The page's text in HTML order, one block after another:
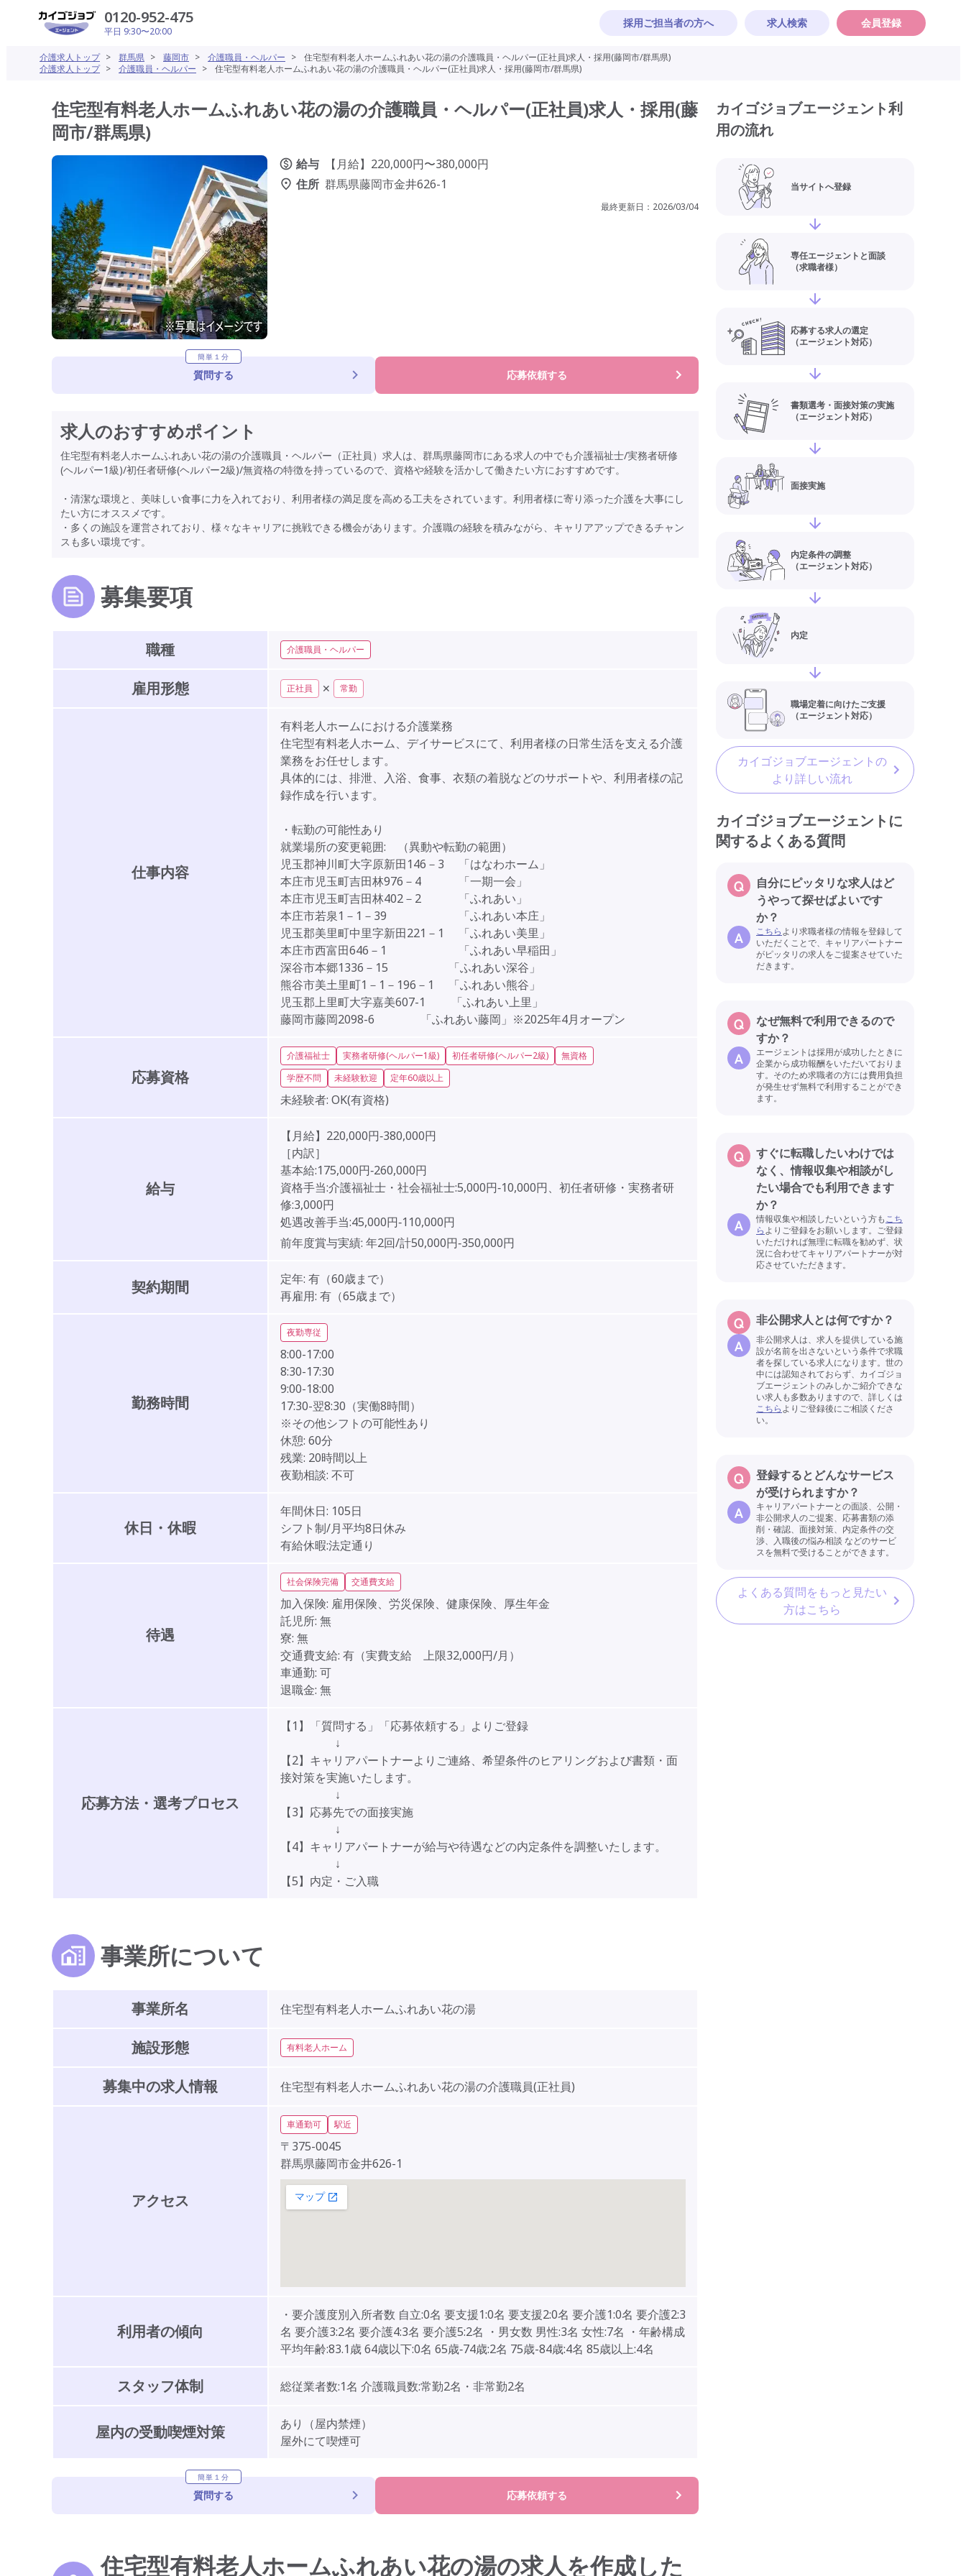
0120-952-475
平日 9:30〜20:00
採用ご担当者の方へ 求人検索 会員登録
介護求人トップ > 群馬県 > 藤岡市 > 介護職員・ヘルパー >
住宅型有料老人ホームふれあい花の湯の介護職員・ヘルパー(正社員)求人・採用(藤岡市/群馬県)
介護求人トップ > 介護職員・ヘルパー > 住宅型有料老人ホームふれあい花の湯の介護職員・ヘルパー(正社員)求人・採用(藤岡市/群馬県)
住宅型有料老人ホームふれあい花の湯の介護職員・ヘルパー(正社員)求人・採用(藤
岡市/群馬県)
給与
【月給】220,000円〜380,000円
住所 群馬県藤岡市金井626-1
最終更新日： 2026/03/04
簡単１分
質問する 応募依頼する
求人のおすすめポイント
住宅型有料老人ホームふれあい花の湯の介護職員・ヘルパー（正社員）求人は、群馬県藤岡市にある求人の中でも介護福祉士/実務者研修
(ヘルパー1級)/初任者研修(ヘルパー2級)/無資格の特徴を持っているので、資格や経験を活かして働きたい方におすすめです。
・清潔な環境と、美味しい食事に力を入れており、利用者様の満足度を高める工夫をされています。利用者様に寄り添った介護を大事にし
たい方にオススメです。
・多くの施設を運営されており、様々なキャリアに挑戦できる機会があります。介護職の経験を積みながら、キャリアアップできるチャン
スも多い環境です。
募集要項
職種 介護職員・ヘルパー
雇用形態 正社員 ✕ 常勤
仕事内容
有料老人ホームにおける介護業務
住宅型有料老人ホーム、デイサービスにて、利用者様の日常生活を支える介護
業務をお任せします。
具体的には、排泄、入浴、食事、衣類の着脱などのサポートや、利用者様の記
録作成を行います。
・転勤の可能性あり
就業場所の変更範囲: （異動や転勤の範囲）
児玉郡神川町大字原新田146－3 「はなわホーム」
本庄市児玉町吉田林976－4 「一期一会」
本庄市児玉町吉田林402－2 「ふれあい」
本庄市若泉1－1－39 「ふれあい本庄」
児玉郡美里町中里字新田221－1 「ふれあい美里」
本庄市西富田646－1 「ふれあい早稲田」
深谷市本郷1336－15 「ふれあい深谷」
熊谷市美土里町1－1－196－1 「ふれあい熊谷」
児玉郡上里町大字嘉美607-1 「ふれあい上里」
藤岡市藤岡2098-6 「ふれあい藤岡」※2025年4月オープン
応募資格
介護福祉士 実務者研修(ヘルパー1級) 初任者研修(ヘルパー2級)
無資格
学歴不問
未経験歓迎 定年60歳以上
未経験者: OK(有資格)
給与
【月給】220,000円‐380,000円
［内訳］
基本給:175,000円‐260,000円
資格手当:介護福祉士・社会福祉士:5,000円‐10,000円、初任者研修・実務者研
修:3,000円
処遇改善手当:45,000円‐110,000円
前年度賞与実績: 年2回/計50,000円‐350,000円
契約期間 定年: 有（60歳まで）
再雇用: 有（65歳まで）
勤務時間
夜勤専従
8:00-17:00
8:30-17:30
9:00-18:00
17:30-翌8:30（実働8時間）
※その他シフトの可能性あり
休憩: 60分
残業: 20時間以上
夜勤相談: 不可
休日・休暇
年間休日: 105日
シフト制/月平均8日休み
有給休暇:法定通り
待遇
社会保険完備 交通費支給
加入保険: 雇用保険、労災保険、健康保険、厚生年金
託児所: 無
寮: 無
交通費支給: 有（実費支給 上限32,000円/月）
車通勤: 可
退職金: 無
応募方法・選考プロセス
【1】「質問する」「応募依頼する」よりご登録
↓
【2】キャリアパートナーよりご連絡、希望条件のヒアリングおよび書類・面
接対策を実施いたします。
↓
【3】応募先での面接実施
↓
【4】キャリアパートナーが給与や待遇などの内定条件を調整いたします。
↓
【5】内定・ご入職
事業所について
事業所名 住宅型有料老人ホームふれあい花の湯
施設形態 有料老人ホーム
募集中の求人情報 住宅型有料老人ホームふれあい花の湯の介護職員(正社員)
アクセス
車通勤可 駅近
〒375-0045
群馬県藤岡市金井626-1
利用者の傾向
・要介護度別入所者数 自立:0名 要支援1:0名 要支援2:0名 要介護1:0名 要介護2:3
名 要介護3:2名 要介護4:3名 要介護5:2名 ・男女数 男性:3名 女性:7名 ・年齢構成
平均年齢:83.1歳 64歳以下:0名 65歳‐74歳:2名 75歳-84歳:4名 85歳以上:4名
スタッフ体制 総従業者数:1名 介護職員数:常勤2名・非常勤2名
屋内の受動喫煙対策
あり（屋内禁煙）
屋外にて喫煙可
簡単１分
質問する 応募依頼する
住宅型有料老人ホームふれあい花の湯の求人を作成した
カイゴジョブエージェント利
用の流れ
当サイトへ登録
専任エージェントと面談
（求職者様）
応募する求人の選定
（エージェント対応）
書類選考・面接対策の実施
（エージェント対応）
面接実施
内定条件の調整
（エージェント対応）
内定
職場定着に向けたご支援
（エージェント対応）
カイゴジョブエージェントの
より詳しい流れ
カイゴジョブエージェントに
関するよくある質問
自分にピッタリな求人はど
うやって探せばよいです
か？
こちらより求職者様の情報を登録して
いただくことで、キャリアパートナー
がピッタリの求人をご提案させていた
だきます。
なぜ無料で利用できるので
すか？
エージェントは採用が成功したときに
企業から成功報酬をいただいておりま
す。そのため求職者の方には費用負担
が発生せず無料で利用することができ
ます。
すぐに転職したいわけでは
なく、情報収集や相談がし
たい場合でも利用できます
か？
情報収集や相談したいという方もこち
らよりご登録をお願いします。ご登録
いただければ無理に転職を勧めず、状
況に合わせてキャリアパートナーが対
応させていただきます。
非公開求人とは何ですか？
非公開求人は、求人を提供している施
設が名前を出さないという条件で求職
者を探している求人になります。世の
中には認知されておらず、カイゴジョ
ブエージェントのみしかご紹介できな
い求人も多数ありますので、詳しくは
こちらよりご登録後にご相談くださ
い。
登録するとどんなサービス
が受けられますか？
キャリアパートナーとの面談、公開・
非公開求人のご提案、応募書類の添
削・確認、面接対策、内定条件の交
渉、入職後の悩み相談 などのサービ
スを無料で受けることができます。
よくある質問をもっと見たい
方はこちら